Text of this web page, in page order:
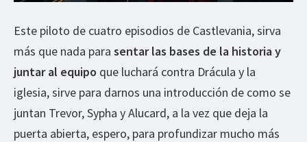
Este piloto de cuatro episodios de Castlevania, sirva
más que nada para sentar las bases de la historia y
juntar al equipo que luchará contra Drácula y la
iglesia, sirve para darnos una introducción de como se
juntan Trevor, Sypha y Alucard, a la vez que deja la
puerta abierta, espero, para profundizar mucho más